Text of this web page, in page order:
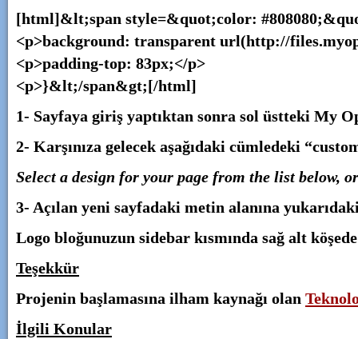
[html]&lt;span style=&quot;color:
<p>background: transparent url(http://
<p>padding-top: 83px;</p>
<p>}&lt;/span&gt;[/html]
1- Sayfaya giriş yaptıktan sonra sol üstteki My
2- Karşınıza gelecek aşağıdaki cümledeki
Select a design for your page from the list below,
3- Açılan yeni sayfadaki metin alanına
Logo bloğunuzun sidebar kısmında sağ alt
Teşekkür
Projenin başlamasına ilham kaynağı olan
İlgili Konular